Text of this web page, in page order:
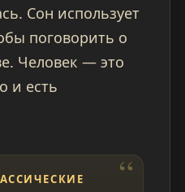
Сон использует
поговорить о
Человек — это
и есть